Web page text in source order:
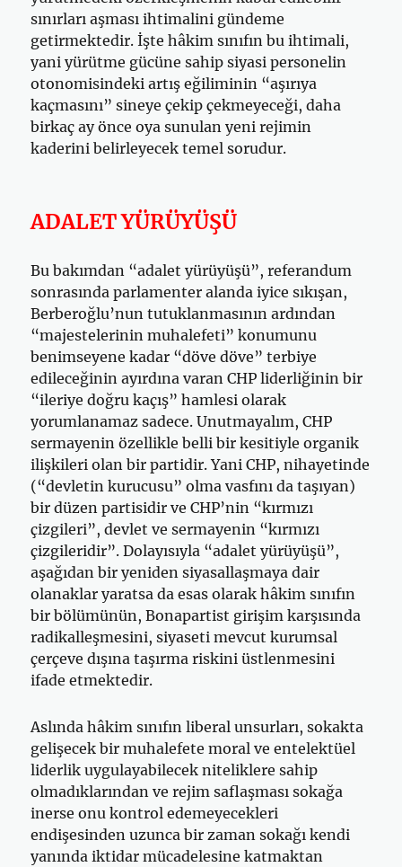
sınırları aşması ihtimalini gündeme
getirmektedir. İşte hâkim sınıfın bu ihtimali,
yani yürütme gücüne sahip siyasi personelin
otonomisindeki artış eğiliminin “aşırıya
kaçmasını” sineye çekip çekmeyeceği, daha
birkaç ay önce oya sunulan yeni rejimin
kaderini belirleyecek temel sorudur.
ADALET YÜRÜYÜŞÜ
Bu bakımdan “adalet yürüyüşü”, referandum
sonrasında parlamenter alanda iyice sıkışan,
Berberoğlu’nun tutuklanmasının ardından
“majestelerinin muhalefeti” konumunu
benimseyene kadar “döve döve” terbiye
edileceğinin ayırdına varan CHP liderliğinin bir
“ileriye doğru kaçış” hamlesi olarak
yorumlanamaz sadece. Unutmayalım, CHP
sermayenin özellikle belli bir kesitiyle organik
ilişkileri olan bir partidir. Yani CHP, nihayetinde
(“devletin kurucusu” olma vasfını da taşıyan)
bir düzen partisidir ve CHP’nin “kırmızı
çizgileri”, devlet ve sermayenin “kırmızı
çizgileridir”. Dolayısıyla “adalet yürüyüşü”,
aşağıdan bir yeniden siyasallaşmaya dair
olanaklar yaratsa da esas olarak hâkim sınıfın
bir bölümünün, Bonapartist girişim karşısında
radikalleşmesini, siyaseti mevcut kurumsal
çerçeve dışına taşırma riskini üstlenmesini
ifade etmektedir.
Aslında hâkim sınıfın liberal unsurları, sokakta
gelişecek bir muhalefete moral ve entelektüel
liderlik uygulayabilecek niteliklere sahip
olmadıklarından ve rejim saflaşması sokağa
inerse onu kontrol edemeyecekleri
endişesinden uzunca bir zaman sokağı kendi
yanında iktidar mücadelesine katmaktan